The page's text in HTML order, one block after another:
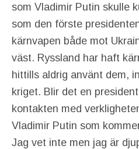
som Vladimir Putin skulle
som den förste
kärnvapen både mot
väst. Ryssland har haft
hittills aldrig använt dem,
kriget. Blir det en
kontakten med
Vladimir Putin som
Jag vet inte men jag är